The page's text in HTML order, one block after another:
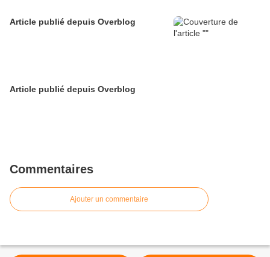
Article publié depuis Overblog
Article publié depuis Overblog
Commentaires
Ajouter un commentaire